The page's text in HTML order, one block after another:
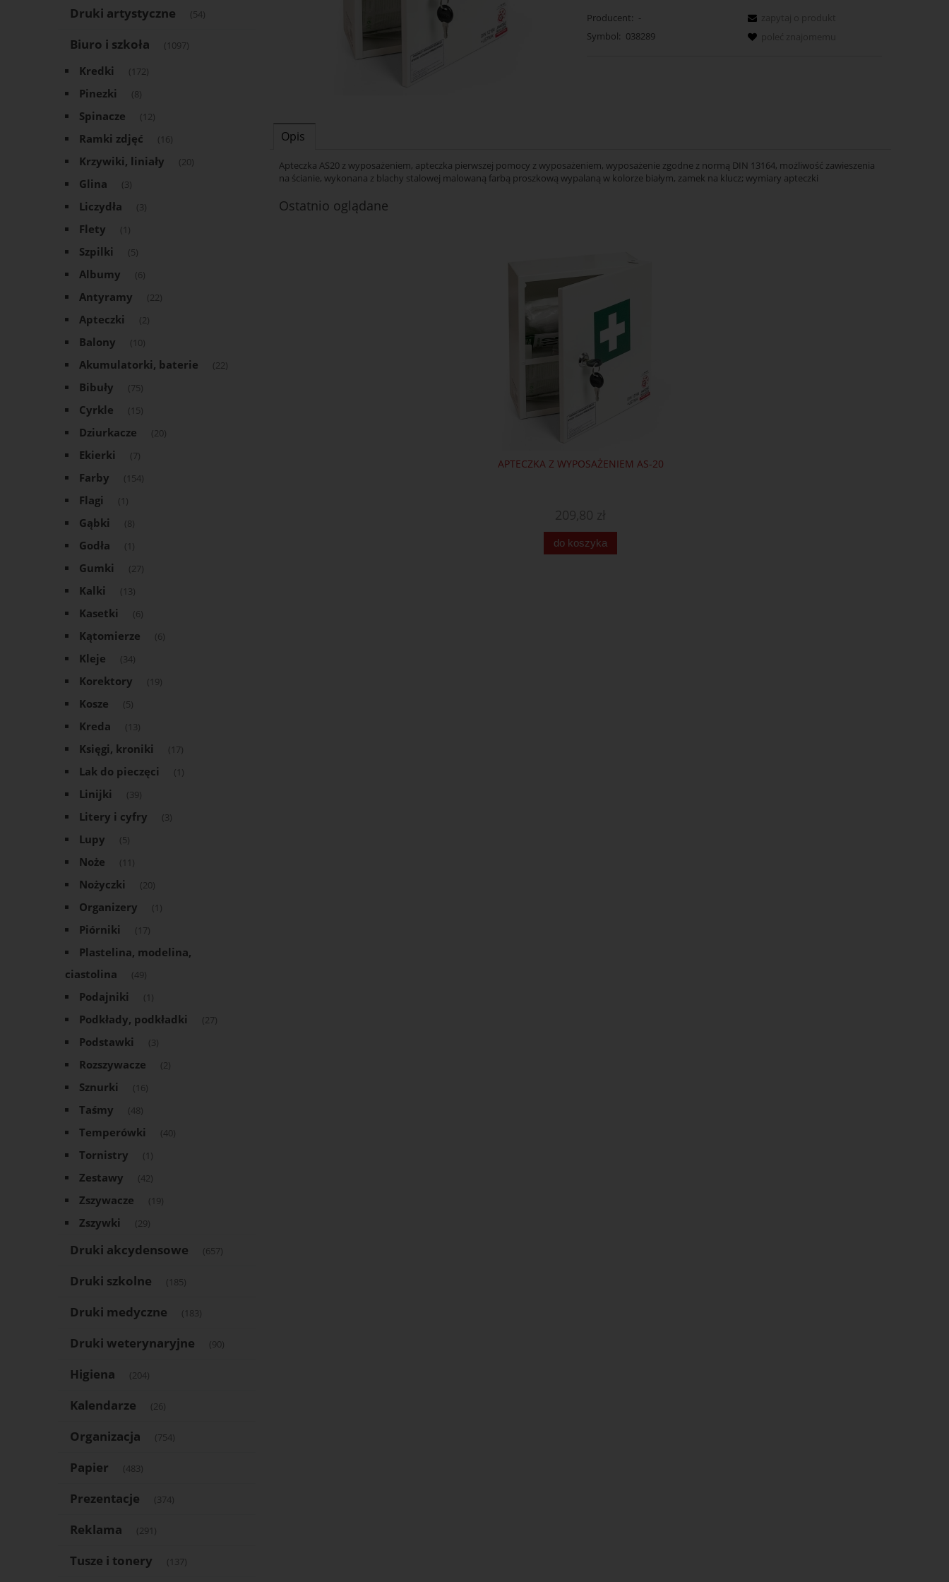
Druki artystyczne (54)
Biuro i szkoła (1097)
Kredki (172)
Pinezki (8)
Spinacze (12)
Ramki zdjęć (16)
Krzywiki, liniały (20)
Glina (3)
Liczydła (3)
Flety (1)
Szpilki (5)
Albumy (6)
Antyramy (22)
Apteczki (2)
Balony (10)
Akumulatorki, baterie (22)
Bibuły (75)
Cyrkle (15)
Dziurkacze (20)
Ekierki (7)
Farby (154)
Flagi (1)
Gąbki (8)
Godła (1)
Gumki (27)
Kalki (13)
Kasetki (6)
Kątomierze (6)
Kleje (34)
Korektory (19)
Kosze (5)
Kreda (13)
Księgi, kroniki (17)
Lak do pieczęci (1)
Linijki (39)
Litery i cyfry (3)
Lupy (5)
Noże (11)
Nożyczki (20)
Organizery (1)
Piórniki (17)
Plastelina, modelina,
ciastolina
(49)
Podajniki (1)
Podkłady, podkładki (27)
Podstawki (3)
Rozszywacze (2)
Sznurki (16)
Taśmy (48)
Temperówki (40)
Tornistry (1)
Zestawy (42)
Zszywacze (19)
Zszywki (29)
Druki akcydensowe (657)
Druki szkolne (185)
Druki medyczne (183)
Druki weterynaryjne (90)
Higiena (204)
Kalendarze (26)
Organizacja (754)
Papier (483)
Prezentacje (374)
Reklama (291)
Tusze i tonery (137)
Producent: -
Symbol: 038289
Opis
Apteczka AS20 z wyposażeniem, apteczka pierwszej pomocy z wyposażeniem, wyposażenie zgodne z normą DIN 13164, możliwość zawieszenia
na ścianie, wykonana z blachy stalowej malowaną farbą proszkową wypalaną w kolorze białym, zamek na klucz; wymiary apteczki
Ostatnio oglądane
APTECZKA Z WYPOSAŻENIEM AS-20
do koszyka